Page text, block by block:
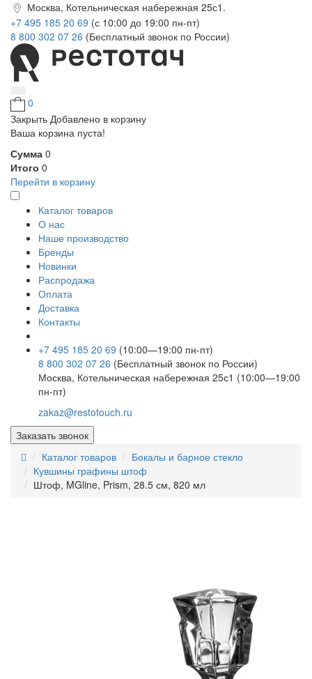
Москва, Котельническая набережная 25с1.
+7 495 185 20 69 (с 10:00 до 19:00 пн-пт)
8 800 302 07 26 (Бесплатный звонок по России)
0
Закрыть Добавлено в корзину
Ваша корзина пуста!
Сумма 0
Итого 0
Перейти в корзину
Каталог товаров
О нас
Наше производство
Бренды
Новинки
Распродажа
Оплата
Доставка
Контакты
+7 495 185 20 69 (10:00—19:00 пн-пт)
8 800 302 07 26 (Бесплатный звонок по России)
Москва, Котельническая набережная 25с1 (10:00—19:00
пн-пт)
zakaz@restotouch.ru
Заказать звонок
Каталог товаров
Бокалы и барное стекло
Кувшины графины штоф
Штоф, MGline, Prism, 28.5 см, 820 мл